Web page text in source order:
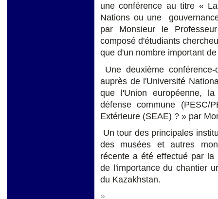
une conférence au titre «
Nations ou une
par Monsieur le
composé d'étudiants
que d'un nombre important
Une deuxième
auprès de l'Université
que l'Union européenne,
défense commune (PESC/
Extérieure (SEAE) ? » par
Un tour des principales
des musées et autres
récente a été effectué par
de l'importance du chantier
du Kazakhstan.
»